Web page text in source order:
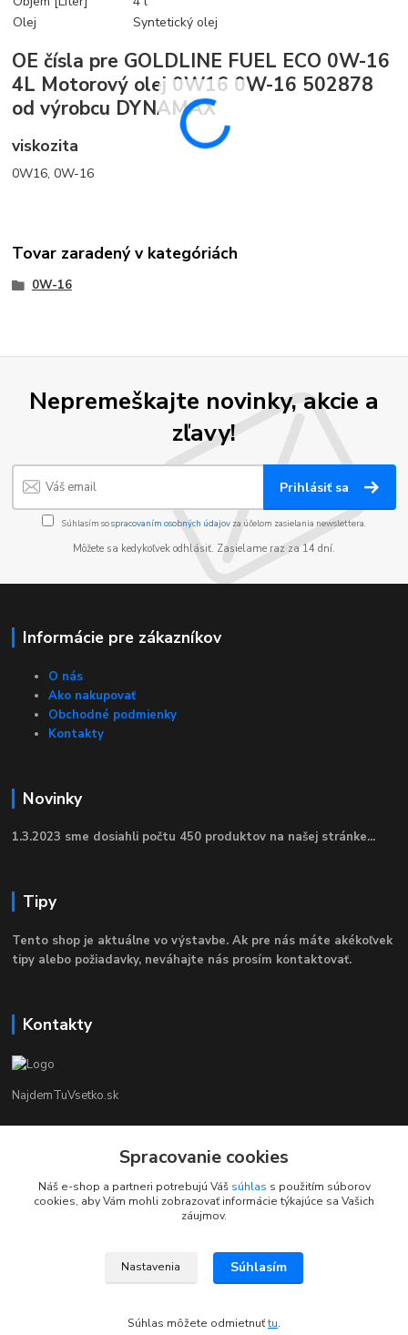
Olej
Syntetický olej
OE čísla pre GOLDLINE FUEL ECO 0W-16
4L Motorový olej 0W16 0W-16 502878
od výrobcu DYNAMAX
viskozita
0W16, 0W-16
Tovar zaradený v kategóriách
0W-16
Nepremeškajte novinky, akcie a
zľavy!
Prihlásiť sa
Súhlasím sospracovaním osobných údajov za účelom zasielania newslettera.
Môžete sa kedykoľvek odhlásiť. Zasielame raz za 14 dní.
Informácie pre zákazníkov
O nás
Ako nakupovať
Obchodné podmienky
Kontakty
Novinky
1.3.2023 sme dosiahli počtu 450 produktov na našej stránke...
Tipy
Tento shop je aktuálne vo výstavbe. Ak pre nás máte akékoľvek
tipy alebo požiadavky, neváhajte nás prosím kontaktovať.
Kontakty
NajdemTuVsetko.sk
+421 902250190
info@najdemtuvsetko.sk
Spracovanie cookies
Náš e-shop a partneri potrebujú Váš súhlas s použitím súborov
cookies, aby Vám mohli zobrazovať informácie týkajúce sa Vašich
záujmov.
Nastavenia Súhlasím
Súhlas môžete odmietnuťtu.